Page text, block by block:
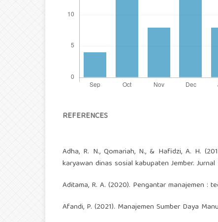
REFERENCES
Adha, R. N., Qomariah, N., & Hafidzi, A. H.
karyawan dinas sosial kabupaten Jember. Jurnal
Aditama, R. A. (2020). Pengantar manajemen :
Afandi, P. (2021). Manajemen Sumber Daya